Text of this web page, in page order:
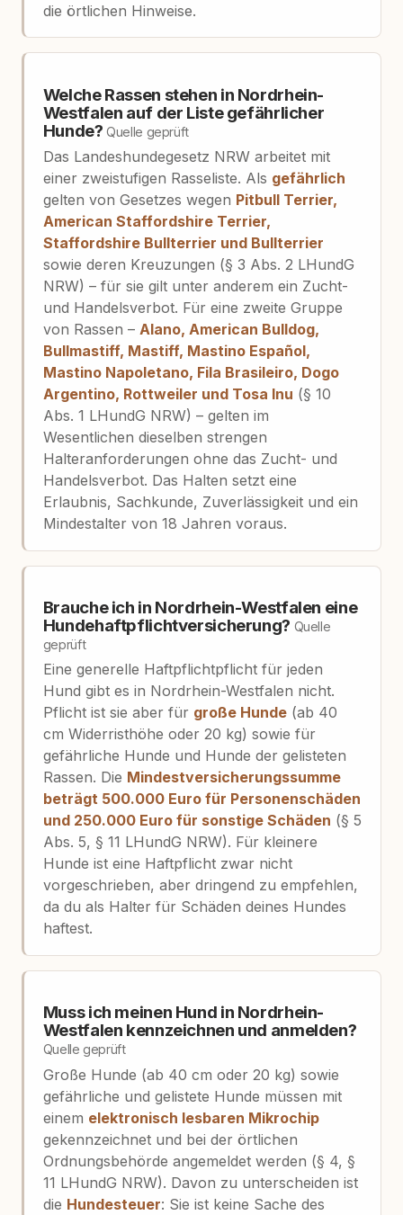
die örtlichen Hinweise.
Welche Rassen stehen in Nordrhein-
Westfalen auf der Liste gefährlicher
Hunde?Quelle geprüft
Das Landeshundegesetz NRW arbeitet mit
einer zweistufigen Rasseliste. Als gefährlich
gelten von Gesetzes wegen Pitbull Terrier,
American Staffordshire Terrier,
Staffordshire Bullterrier und Bullterrier
sowie deren Kreuzungen (§ 3 Abs. 2 LHundG
NRW) – für sie gilt unter anderem ein Zucht-
und Handelsverbot. Für eine zweite Gruppe
von Rassen – Alano, American Bulldog,
Bullmastiff, Mastiff, Mastino Español,
Mastino Napoletano, Fila Brasileiro, Dogo
Argentino, Rottweiler und Tosa Inu (§ 10
Abs. 1 LHundG NRW) – gelten im
Wesentlichen dieselben strengen
Halteranforderungen ohne das Zucht- und
Handelsverbot. Das Halten setzt eine
Erlaubnis, Sachkunde, Zuverlässigkeit und ein
Mindestalter von 18 Jahren voraus.
Brauche ich in Nordrhein-Westfalen eine
Hundehaftpflichtversicherung? Quelle
geprüft
Eine generelle Haftpflichtpflicht für jeden
Hund gibt es in Nordrhein-Westfalen nicht.
Pflicht ist sie aber für große Hunde(ab 40
cm Widerristhöhe oder 20 kg) sowie für
gefährliche Hunde und Hunde der gelisteten
Rassen. Die Mindestversicherungssumme
beträgt 500.000 Euro für Personenschäden
und 250.000 Euro für sonstige Schäden (§ 5
Abs. 5, § 11 LHundG NRW). Für kleinere
Hunde ist eine Haftpflicht zwar nicht
vorgeschrieben, aber dringend zu empfehlen,
da du als Halter für Schäden deines Hundes
haftest.
Muss ich meinen Hund in Nordrhein-
Westfalen kennzeichnen und anmelden?
Quelle geprüft
Große Hunde (ab 40 cm oder 20 kg) sowie
gefährliche und gelistete Hunde müssen mit
einem elektronisch lesbaren Mikrochip
gekennzeichnet und bei der örtlichen
Ordnungsbehörde angemeldet werden (§ 4, §
11 LHundG NRW). Davon zu unterscheiden ist
die Hundesteuer: Sie ist keine Sache des